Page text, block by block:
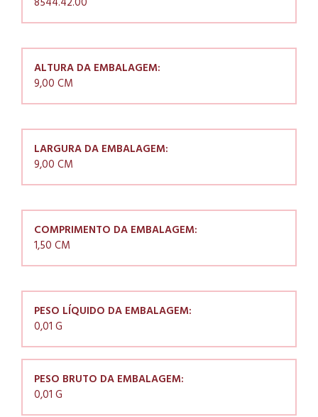
ALTURA DA EMBALAGEM:
9,00 CM
LARGURA DA EMBALAGEM:
9,00 CM
COMPRIMENTO DA EMBALAGEM:
1,50 CM
PESO LÍQUIDO DA EMBALAGEM:
0,01 G
PESO BRUTO DA EMBALAGEM:
0,01 G